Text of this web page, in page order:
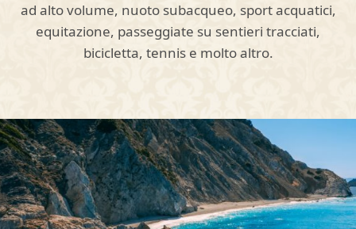
ad alto volume, nuoto subacqueo, sport acquatici,
equitazione, passeggiate su sentieri tracciati,
bicicletta, tennis e molto altro.